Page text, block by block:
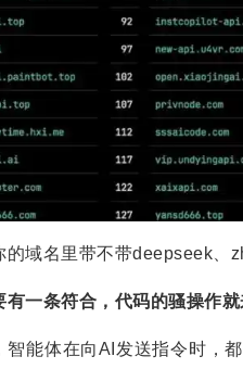
的域名里带不带deepseek、
有一条符合，代码的骚操作就
智能体在向AI发送指令时，